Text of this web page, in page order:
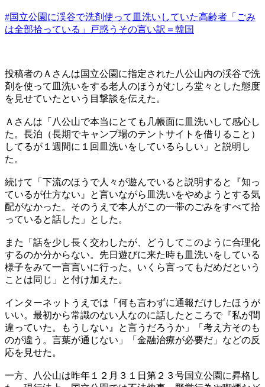
#国立公園に渓谷で洗剤使って皿洗いしていた高齢者「ごみ
は全部拾っている」戸惑うその言い訳＝韓国
投稿者のＡさんは国立公園に指定された八公山内の渓谷で洗
剤を使って皿洗いをする老人のほうがむしろ堂々とした態度
を見せていたという目撃談を伝えた。
Ａさんは「八公山で本当にとても几帳面に皿洗いして感心し
た。長泊（長期でキャンプ場のテントサイトを借りること）
してるが１週間に１回皿洗いをしているらしい」と説明し
た。
続けて「下流のほうで人々が遊んでいると説明すると『知っ
ているが仕方ない』と言いながら皿洗いをやめようとする気
配がなかった。そのうえで本人がこの一帯のごみをすべて拾
っていると話した」とした。
また「話を少し長く交わしたが、どうしてこのように合理化
するのか分からない。先日遊びに来た時も皿洗いをしている
様子をみて一言言いに行った。いくら言ってもだめだという
ことは同じ」と付け加えた。
インターネットうえでは「何も言わずに通報だけしたほうが
いい。最初から常識のない人なのに話したところで『私が間
違っていた。もうしない』と言うだろうか」「考え方そのも
のが違う。言葉が通じない」「金融治療が必要だ」などの反
応を見せた。
一方、八公山は昨年１２月３１日第２３号国立公園に昇格し